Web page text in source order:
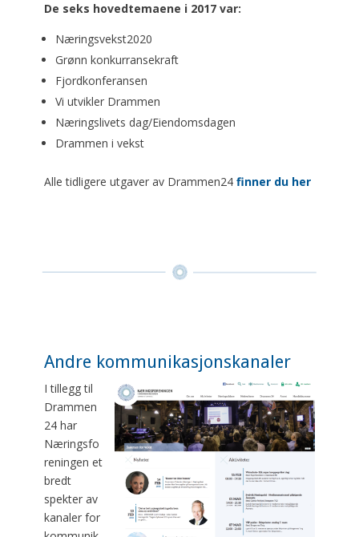
De seks hovedtemaene i 2017 var:
Næringsvekst2020
Grønn konkurransekraft
Fjordkonferansen
Vi utvikler Drammen
Næringslivets dag/Eiendomsdagen
Drammen i vekst
Alle tidligere utgaver av Drammen24 finner du her
Andre kommunikasjonskanaler
I tillegg til
Drammen
24 har
Næringsfo
reningen et
bredt
spekter av
kanaler for